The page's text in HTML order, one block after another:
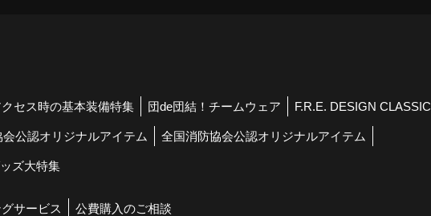
セス時の基本装備特集 団de団結！チームウェア F.R.E. DESIGN CLASSIC
公認オリジナルアイテム 全国消防協会公認オリジナルアイテム
ズ大特集
サービス 公費購入のご相談